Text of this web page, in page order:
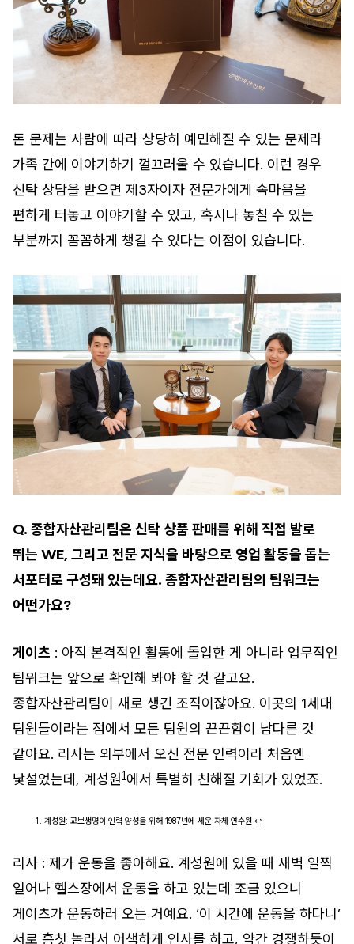
돈 문제는 사람에 따라 상당히 예민해질 수 있는 문제라
가족 간에 이야기하기 껄끄러울 수 있습니다. 이런 경우
신탁 상담을 받으면 제3자이자 전문가에게 속마음을
편하게 터놓고 이야기할 수 있고, 혹시나 놓칠 수 있는
부분까지 꼼꼼하게 챙길 수 있다는 이점이 있습니다.
Q. 종합자산관리팀은 신탁 상품 판매를 위해 직접 발로
뛰는 WE, 그리고 전문 지식을 바탕으로 영업 활동을 돕는
서포터로 구성돼 있는데요. 종합자산관리팀의 팀워크는
어떤가요?
게이츠 : 아직 본격적인 활동에 돌입한 게 아니라 업무적인
팀워크는 앞으로 확인해 봐야 할 것 같고요.
종합자산관리팀이 새로 생긴 조직이잖아요. 이곳의 1세대
팀원들이라는 점에서 모든 팀원의 끈끈함이 남다른 것
같아요. 리사는 외부에서 오신 전문 인력이라 처음엔
낯설었는데, 계성원1에서 특별히 친해질 기회가 있었죠.
계성원: 교보생명이 인력 양성을 위해 1987년에 세운 자체 연수원 ↩︎
리사 : 제가 운동을 좋아해요. 계성원에 있을 때 새벽 일찍
일어나 헬스장에서 운동을 하고 있는데 조금 있으니
게이츠가 운동하러 오는 거예요. ‘이 시간에 운동을 하다니’
서로 흠칫 놀라서 어색하게 인사를 하고, 약간 경쟁하듯이